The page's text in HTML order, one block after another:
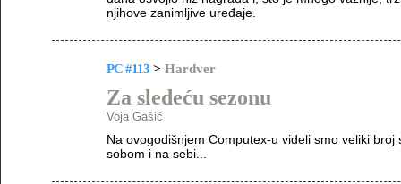
njihove zanimljive uređaje.
PC #113 > Hardver
Za sledeću sezonu
Voja Gašić
Na ovogodišnjem Computex-u videli smo veliki
sobom i na sebi...